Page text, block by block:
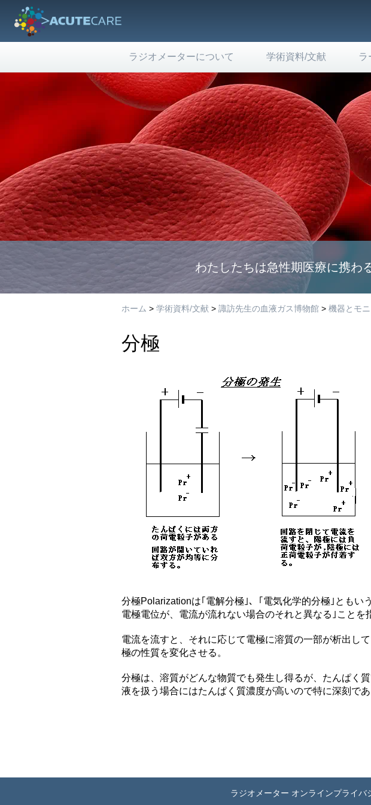
ラジオメーターについて 学術資料/文献 ラ
わたしたちは急性期医療に携わ
ホーム > 学術資料/文献 > 諏訪先生の血液ガス博物館 > 機器とモ
分極
分極Polarizationは｢電解分極｣、｢電気化学的分極｣ともい
電極電位が、電流が流れない場合のそれと異なる｣ことを
電流を流すと、それに応じて電極に溶質の一部が析出し
極の性質を変化させる。
分極は、溶質がどんな物質でも発生し得るが、たんぱく
液を扱う場合にはたんぱく質濃度が高いので特に深刻で
ラジオメーター オンラインプライバ